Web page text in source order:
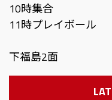
10時集合
11時プレイボール